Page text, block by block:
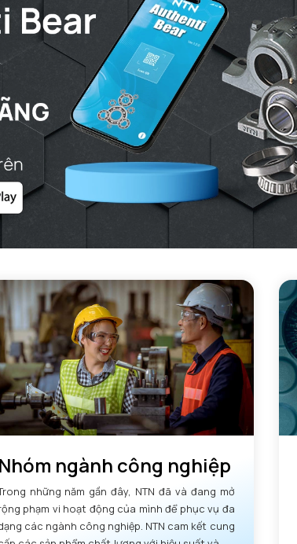
Nhóm ngành công nghiệp
những năm gần đây, NTN đã và đang mở
phạm vi hoạt động của mình để phục vụ đa
các ngành công nghiệp. NTN cam kết cung